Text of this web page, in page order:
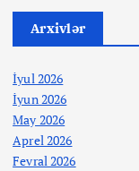
Arxivlər
İyul 2026
İyun 2026
May 2026
Aprel 2026
Fevral 2026